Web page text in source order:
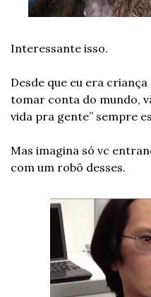
Interessante isso.
Desde que eu era criança
tomar conta do mundo,
vida pra gente” sempre
Mas imagina só vc
com um robô desses.